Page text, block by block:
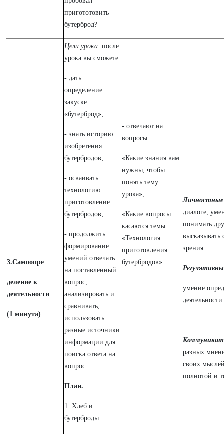
пригототовить
бутерброд?
3.Самоопре
деление к
деятельности
(1 минута)
Цели урока: после
урока вы сможете
- дать
определение
закуске
«бутерброд»;
- знать историю
изобретения
бутербродов;
- осваивать
технологию
приготовление
бутербродов;
- продолжить
формирование
умений отвечать
на поставленный
вопрос,
анализировать и
сравнивать,
использовать
разные источники
информации для
поиска ответа на
вопрос
План.
1. Хлеб и
бутерброды.
- отвечают на
вопросы
«Какие знания вам
нужны, чтобы
понять тему
урока»,
«Какие вопросы
касаются темы
«Технология
приготовления
бутербродов»
диалоге,
понимать
высказывать
зрения.
умение
разных
своих
полнотой и